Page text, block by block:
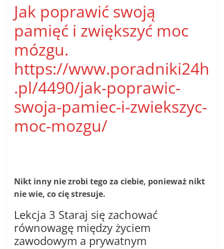
Jak poprawić swoją
pamięć i zwiększyć moc
mózgu.
https://www.poradniki24h
.pl/4490/jak-poprawic-
swoja-pamiec-i-zwiekszyc-
moc-mozgu/
Nikt inny nie zrobi tego za ciebie, ponieważ nikt
nie wie, co cię stresuje.
Lekcja 3 Staraj się zachować
równowagę między życiem
zawodowym a prywatnym